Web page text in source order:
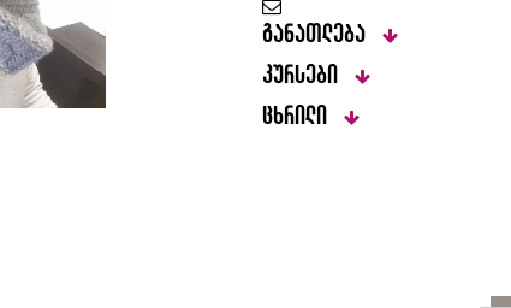
განათლება
კურსები
ცხრილი